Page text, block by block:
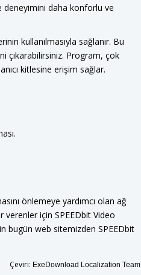
deneyimini daha konforlu ve
kullanılmasıyla sağlanır. Bu
çıkarabilirsiniz. Program, çok
kitlesine erişim sağlar.
önlemeye yardımcı olan ağ
için SPEEDbit Video
bugün web sitemizden SPEEDbit
Çeviri: ExeDownload Localization Team